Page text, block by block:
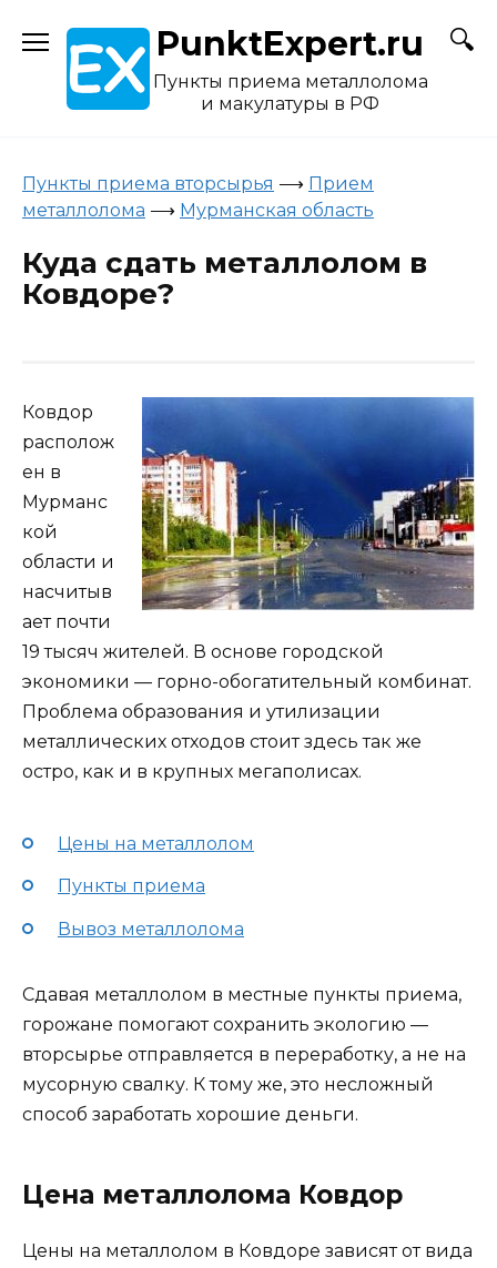
content
PunktExpert.ru
Пункты приема металлолома
и макулатуры в РФ
Пункты приема вторсырья ⟶ Прием
металлолома ⟶ Мурманская область
Куда сдать металлолом в
Ковдоре?
Ковдор
располож
ен в
Мурманс
кой
области и
насчитыв
ает почти
19 тысяч жителей. В основе городской
экономики — горно-обогатительный комбинат.
Проблема образования и утилизации
металлических отходов стоит здесь так же
остро, как и в крупных мегаполисах.
Цены на металлолом
Пункты приема
Вывоз металлолома
Сдавая металлолом в местные пункты приема,
горожане помогают сохранить экологию —
вторсырье отправляется в переработку, а не на
мусорную свалку. К тому же, это несложный
способ заработать хорошие деньги.
Цена металлолома Ковдор
Цены на металлолом в Ковдоре зависят от вида